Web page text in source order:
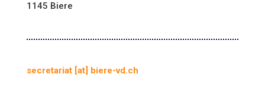
1145 Biere
secretariat [at] biere-vd.ch